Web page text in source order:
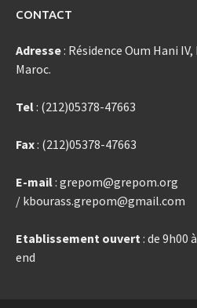
CONTACT
Adresse: Résidence Oum Hani
Maroc.
Tel: (212)05378-47663
Fax: (212)05378-47663
E-mail: grepom@grepom.org
/ kbourass.grepom@gmail.com
Etablissement ouvert: de 9h00
end